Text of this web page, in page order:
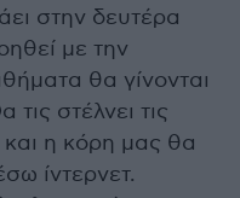
στην δευτέρα
με την
θα γίνονται
στέλνει τις
η κόρη μας θα
ίντερνετ.